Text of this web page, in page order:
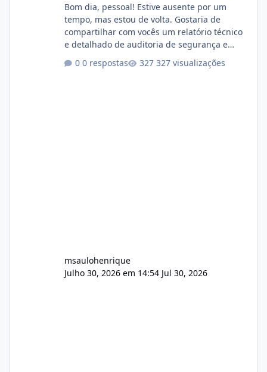
Bom dia, pessoal! Estive ausente por um
tempo, mas estou de volta. Gostaria de
compartilhar com vocês um relatório técnico
e detalhado de auditoria de segurança e
conformidade referente ao VOXPANEL (versão
atualmente em circulação e comercialização
0 respostas 327 visualizações
msaulohenrique
Julho 30, 2026 em 14:54 Jul 30, 2026